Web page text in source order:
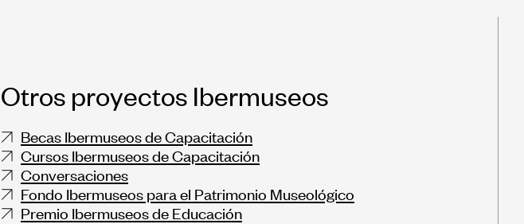
Otros proyectos Ibermuseos
Becas Ibermuseos de Capacitación
Cursos Ibermuseos de Capacitación
Conversaciones
Fondo Ibermuseos para el Patrimonio Museológico
Premio Ibermuseos de Educación